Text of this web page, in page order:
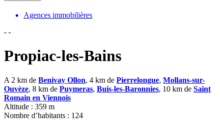
Agences immobilières
- -
Propiac-les-Bains
A 2 km de Benivay Ollon, 4 km de Pierrelongue, Mollans-sur-
Ouvèze, 8 km de Puymeras, Buis-les-Baronnies, 10 km de Saint
Romain en Viennois
Altitude : 359 m
Nombre d’habitants : 124